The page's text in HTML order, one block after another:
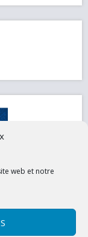
web et notre